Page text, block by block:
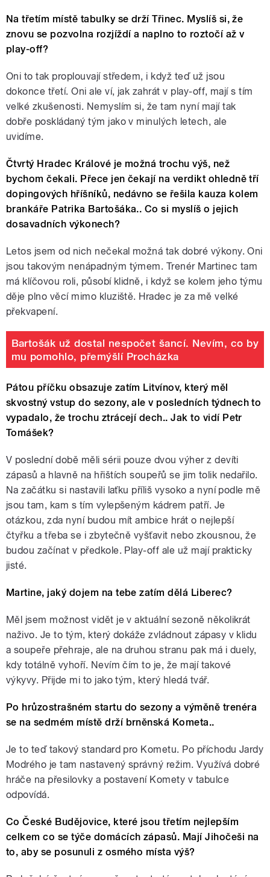
Na třetím místě tabulky se drží Třinec. Myslíš si, že
znovu se pozvolna rozjíždí a naplno to roztočí až v
play-off?
Oni to tak proplouvají středem, i když teď už jsou
dokonce třetí. Oni ale ví, jak zahrát v play-off, mají s tím
velké zkušenosti. Nemyslím si, že tam nyní mají tak
dobře poskládaný tým jako v minulých letech, ale
uvidíme.
Čtvrtý Hradec Králové je možná trochu výš, než
bychom čekali. Přece jen čekají na verdikt ohledně tří
dopingových hříšníků, nedávno se řešila kauza kolem
brankáře Patrika Bartošáka.. Co si myslíš o jejich
dosavadních výkonech?
Letos jsem od nich nečekal možná tak dobré výkony. Oni
jsou takovým nenápadným týmem. Trenér Martinec tam
má klíčovou roli, působí klidně, i když se kolem jeho týmu
děje plno věcí mimo kluziště. Hradec je za mě velké
překvapení.
Bartošák už dostal nespočet šancí. Nevím, co by
mu pomohlo, přemýšlí Procházka
Pátou příčku obsazuje zatím Litvínov, který měl
skvostný vstup do sezony, ale v posledních týdnech to
vypadalo, že trochu ztrácejí dech.. Jak to vidí Petr
Tomášek?
V poslední době měli sérii pouze dvou výher z devíti
zápasů a hlavně na hřištích soupeřů se jim tolik nedařilo.
Na začátku si nastavili laťku příliš vysoko a nyní podle mě
jsou tam, kam s tím vylepšeným kádrem patří. Je
otázkou, zda nyní budou mít ambice hrát o nejlepší
čtyřku a třeba se i zbytečně vyšťavit nebo zkousnou, že
budou začínat v předkole. Play-off ale už mají prakticky
jisté.
Martine, jaký dojem na tebe zatím dělá Liberec?
Měl jsem možnost vidět je v aktuální sezoně několikrát
naživo. Je to tým, který dokáže zvládnout zápasy v klidu
a soupeře přehraje, ale na druhou stranu pak má i duely,
kdy totálně vyhoří. Nevím čím to je, že mají takové
výkyvy. Přijde mi to jako tým, který hledá tvář.
Po hrůzostrašném startu do sezony a výměně trenéra
se na sedmém místě drží brněnská Kometa..
Je to teď takový standard pro Kometu. Po příchodu Jardy
Modrého je tam nastavený správný režim. Využívá dobré
hráče na přesilovky a postavení Komety v tabulce
odpovídá.
Co České Budějovice, které jsou třetím nejlepším
celkem co se týče domácích zápasů. Mají Jihočeši na
to, aby se posunuli z osmého místa výš?